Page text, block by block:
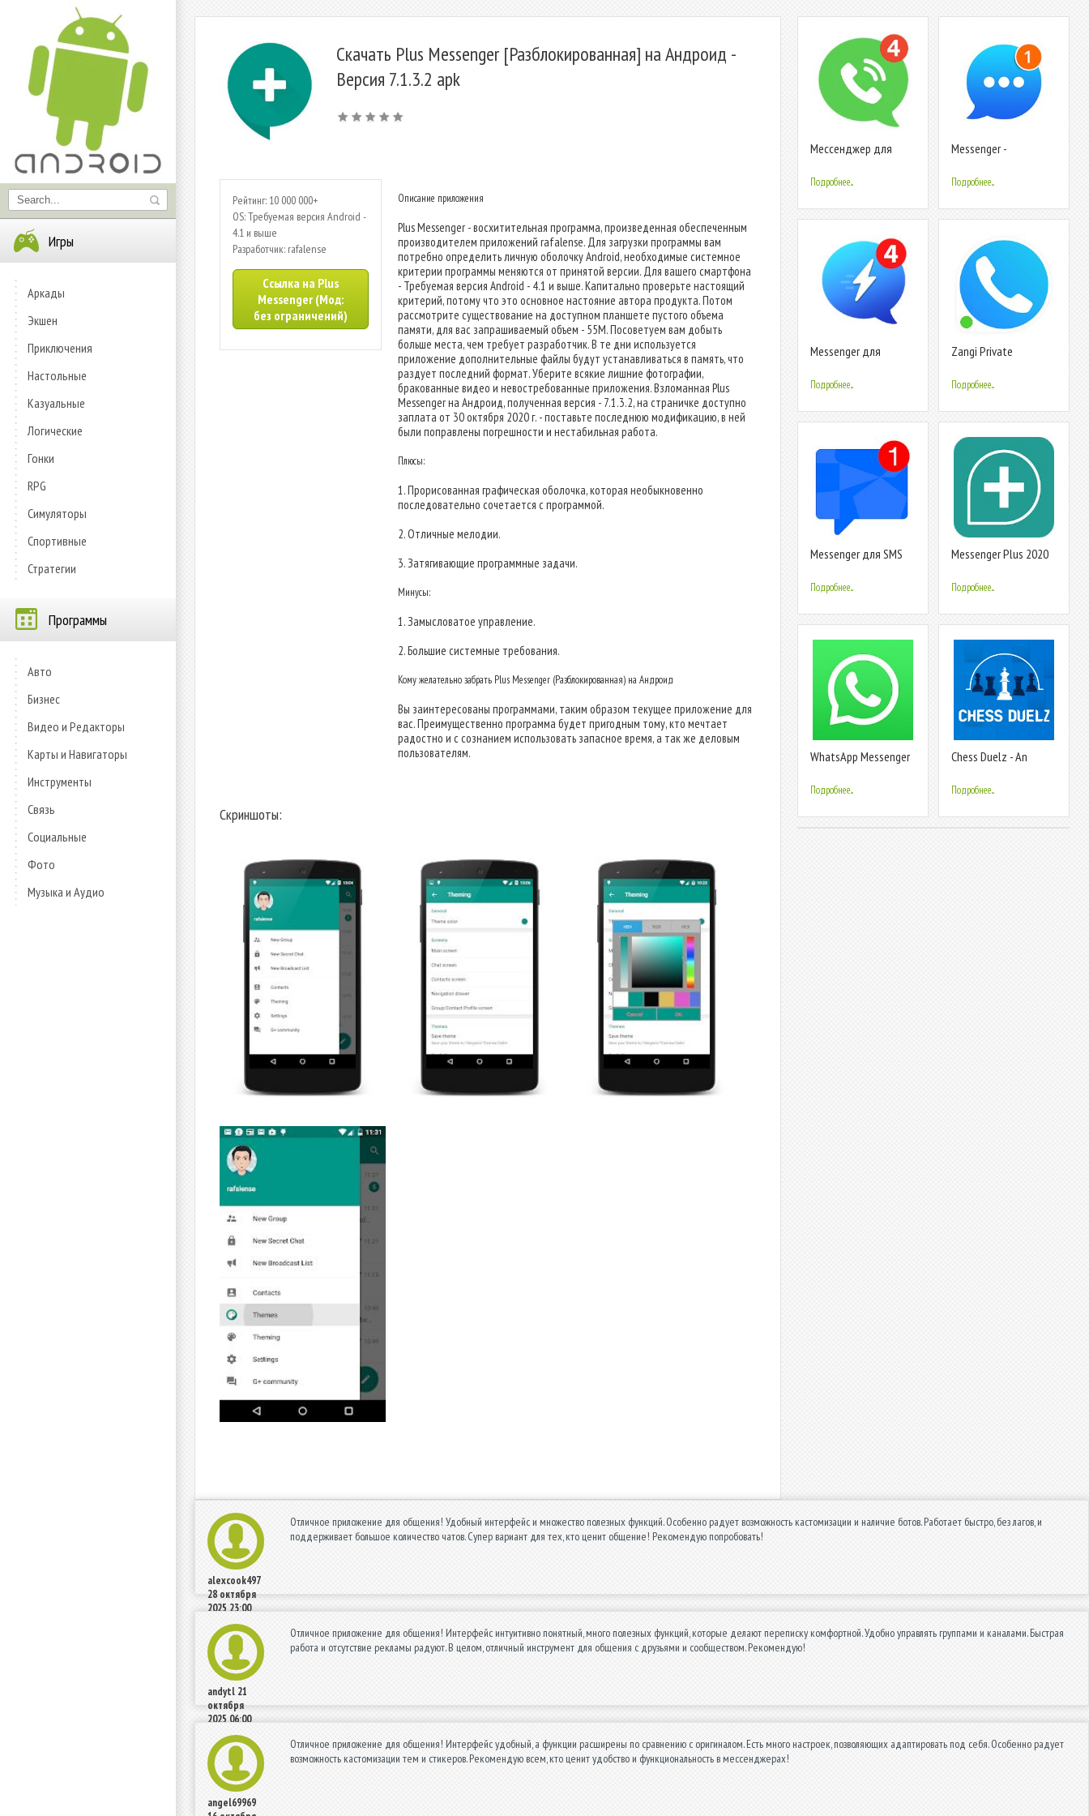
Игры
Аркады
Экшен
Приключения
Настольные
Казуальные
Логические
Гонки
RPG
Симуляторы
Спортивные
Стратегии
Программы
Авто
Бизнес
Видео и Редакторы
Карты и Навигаторы
Инструменты
Связь
Социальные
Фото
Музыка и Аудио
Скачать Plus Messenger [Разблокированная] на Андроид -
Версия 7.1.3.2 apk
Рейтинг: 10 000 000+
OS: Требуемая версия Android -
4.1 и выше
Разработчик: rafalense
Ссылка на Plus
Messenger (Мод:
без ограничений)
Описание приложения
Plus Messenger - восхитительная программа, произведенная обеспеченным
производителем приложений rafalense. Для загрузки программы вам
потребно определить личную оболочку Android, необходимые системное
критерии программы меняются от принятой версии. Для вашего смартфона
- Требуемая версия Android - 4.1 и выше. Капитально проверьте настоящий
критерий, потому что это основное настояние автора продукта. Потом
рассмотрите существование на доступном планшете пустого объема
памяти, для вас запрашиваемый объем - 55M. Посоветуем вам добыть
больше места, чем требует разработчик. В те дни используется
приложение дополнительные файлы будут устанавливаться в память, что
раздует последний формат. Уберите всякие лишние фотографии,
бракованные видео и невостребованные приложения. Взломанная Plus
Messenger на Андроид, полученная версия - 7.1.3.2, на страничке доступно
заплата от 30 октября 2020 г. - поставьте последнюю модификацию, в ней
были поправлены погрешности и нестабильная работа.
Плюсы:
1. Прорисованная графическая оболочка, которая необыкновенно
последовательно сочетается с программой.
2. Отличные мелодии.
3. Затягивающие программные задачи.
Минусы:
1. Замысловатое управление.
2. Большие системные требования.
Кому желательно забрать Plus Messenger (Разблокированная) на Андроид
Вы заинтересованы программами, таким образом текущее приложение для
вас. Преимущественно программа будет пригодным тому, кто мечтает
радостно и с сознанием использовать запасное время, а так же деловым
пользователям.
Скриншоты:
Мессенджер для
чата, тext чата
Подробнее...
Messenger -
бесплатные
мессенджеры SMS
Подробнее...
Messenger для
чат бесплатно
Подробнее...
Zangi Private
Подробнее...
Messenger для SMS
Подробнее...
Messenger Plus 2020
Подробнее...
WhatsApp Messenger
Подробнее...
Chess Duelz - An
Подробнее...
alexcook497
28 октября
2025 23:00
Отличное приложение для общения! Удобный интерфейс и множество полезных функций. Особенно радует возможность кастомизации и наличие ботов. Работает быстро, без лагов, и
поддерживает большое количество чатов. Супер вариант для тех, кто ценит общение! Рекомендую попробовать!
andytl 21
октября
2025 06:00
Отличное приложение для общения! Интерфейс интуитивно понятный, много полезных функций, которые делают переписку комфортной. Удобно управлять группами и каналами. Быстрая
работа и отсутствие рекламы радуют. В целом, отличный инструмент для общения с друзьями и сообществом. Рекомендую!
angel69969
Отличное приложение для общения! Интерфейс удобный, а функции расширены по сравнению с оригиналом. Есть много настроек, позволяющих адаптировать под себя. Особенно радует
возможность кастомизации тем и стикеров. Рекомендую всем, кто ценит удобство и функциональность в мессенджерах!